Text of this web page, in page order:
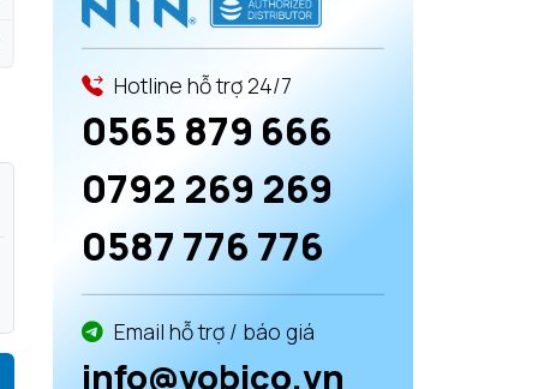
Hotline hỗ trợ 24/7
0565 879 666
0792 269 269
0587 776 776
Email hỗ trợ / báo giá
info@vobico.vn